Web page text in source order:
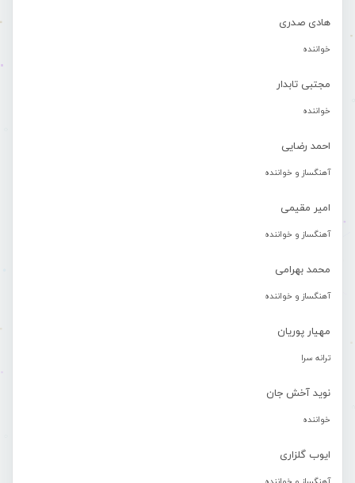
هادی صدری
خواننده
مجتبی تابدار
خواننده
احمد رضایی
آهنگساز و خواننده
امیر مقیمی
آهنگساز و خواننده
محمد بهرامی
آهنگساز و خواننده
مهیار پوریان
ترانه سرا
نوید آخش جان
خواننده
ایوب گلزاری